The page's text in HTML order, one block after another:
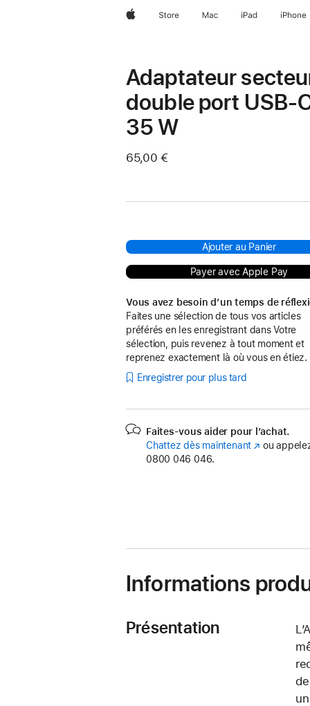
AppleStore Mac iPad iPhone
Adaptateur
double port USB-
35 W
65,00 €
Ajouter au Panier
Payer avec Apple Pay
Vous avez besoin d’un temps de
Faites une sélection de tous vos articles
préférés en les enregistrant dans Votre
sélection, puis revenez à tout moment et
reprenez exactement là où vous en étiez.
Enregistrer pour plus tard
Faites-vous aider pour l’achat.
Chattez dès maintenant (s’ouvre
ou
0800 046 046.
Informations
Présentation